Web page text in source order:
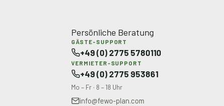
Persönliche Beratung
GÄSTE-SUPPORT
+49 (0) 2775 5780110
VERMIETER-SUPPORT
+49 (0) 2775 953861
Mo – Fr · 8 – 18 Uhr
info@fewo-plan.com